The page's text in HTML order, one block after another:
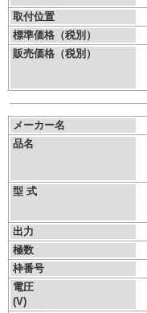
取付位置
標準価格（税別）
販売価格（税別）
メーカー名
品名
型 式
出力
極数
枠番号
電圧
(V)